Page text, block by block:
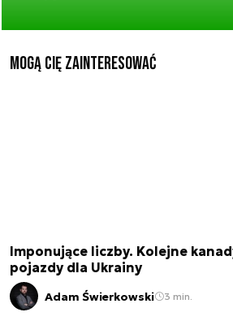
Mogą Cię zainteresować
Imponujące liczby. Kolejne
pojazdy dla Ukrainy
Adam Świerkowski 3 min.